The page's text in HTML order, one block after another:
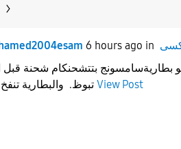
6 hours ago in
بطاريةسامسونج بتتشحنكام شحنة قبل
View Post